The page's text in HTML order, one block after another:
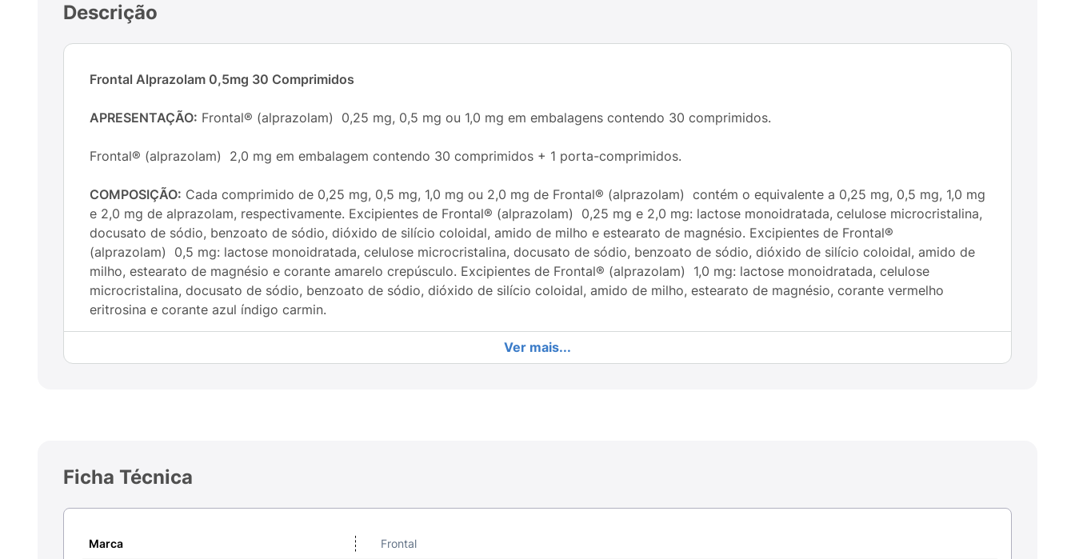
Descrição
Frontal Alprazolam 0,5mg 30 Comprimidos
APRESENTAÇÃO: Frontal® (alprazolam) 0,25 mg, 0,5 mg ou 1,0 mg em embalagens contendo 30 comprimidos.
Frontal® (alprazolam) 2,0 mg em embalagem contendo 30 comprimidos + 1 porta-comprimidos.
COMPOSIÇÃO: Cada comprimido de 0,25 mg, 0,5 mg, 1,0 mg ou 2,0 mg de Frontal® (alprazolam) contém o equivalente a 0,25 mg, 0,5 mg, 1,0 mg
e 2,0 mg de alprazolam, respectivamente. Excipientes de Frontal® (alprazolam) 0,25 mg e 2,0 mg: lactose monoidratada, celulose microcristalina,
docusato de sódio, benzoato de sódio, dióxido de silício coloidal, amido de milho e estearato de magnésio. Excipientes de Frontal®
(alprazolam) 0,5 mg: lactose monoidratada, celulose microcristalina, docusato de sódio, benzoato de sódio, dióxido de silício coloidal, amido de
milho, estearato de magnésio e corante amarelo crepúsculo. Excipientes de Frontal® (alprazolam) 1,0 mg: lactose monoidratada, celulose
microcristalina, docusato de sódio, benzoato de sódio, dióxido de silício coloidal, amido de milho, estearato de magnésio, corante vermelho
eritrosina e corante azul índigo carmin.
: Frontal® (alprazolam) contém alprazolam, um medicamento da classe dos benzodiazepínicos que atuam no sistema nervoso
central. A maneira como Frontal® (alprazolam) age não é totalmente conhecida. De forma geral, todos os benzodiazepínicos causam uma
Ver mais...
Ficha Técnica
Marca Frontal